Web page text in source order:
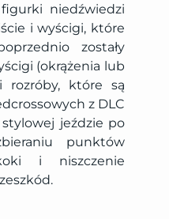
niedźwiedzi
i wyścigi, które
zostały
(okrążenia lub
rozróby, które są
z DLC
jeździe po
punktów
i niszczenie